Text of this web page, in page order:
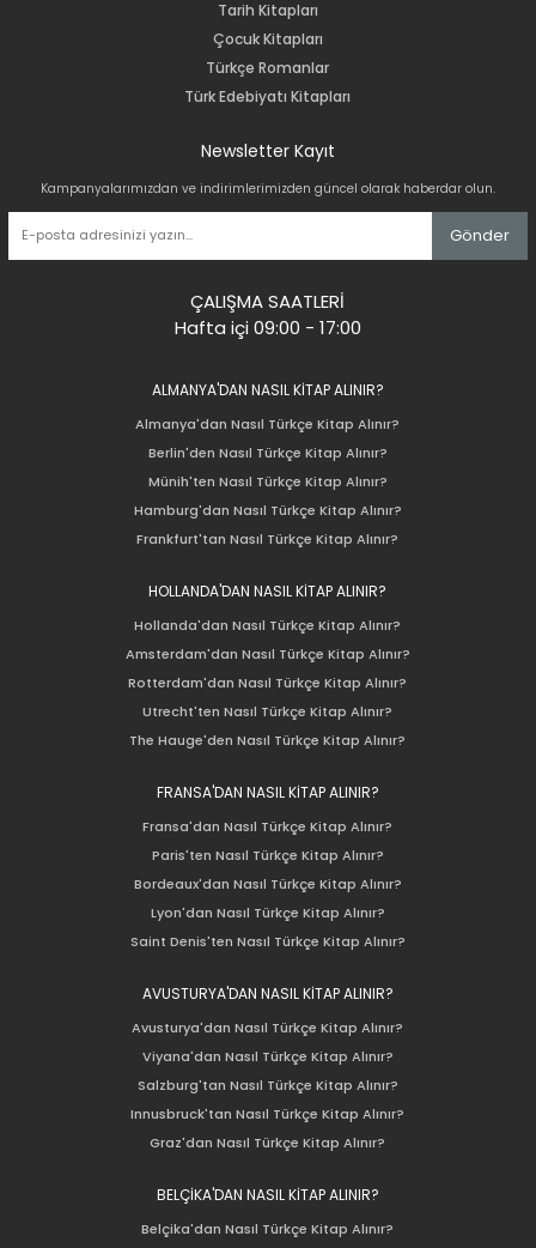
Tarih Kitapları
Çocuk Kitapları
Türkçe Romanlar
Türk Edebiyatı Kitapları
Newsletter Kayıt
Kampanyalarımızdan ve indirimlerimizden güncel olarak haberdar olun.
Gönder
ÇALIŞMA SAATLERİ
Hafta içi 09:00 - 17:00
ALMANYA'DAN NASIL KİTAP ALINIR?
Almanya'dan Nasıl Türkçe Kitap Alınır?
Berlin'den Nasıl Türkçe Kitap Alınır?
Münih'ten Nasıl Türkçe Kitap Alınır?
Hamburg'dan Nasıl Türkçe Kitap Alınır?
Frankfurt'tan Nasıl Türkçe Kitap Alınır?
HOLLANDA'DAN NASIL KİTAP ALINIR?
Hollanda'dan Nasıl Türkçe Kitap Alınır?
Amsterdam'dan Nasıl Türkçe Kitap Alınır?
Rotterdam'dan Nasıl Türkçe Kitap Alınır?
Utrecht'ten Nasıl Türkçe Kitap Alınır?
The Hauge'den Nasıl Türkçe Kitap Alınır?
FRANSA'DAN NASIL KİTAP ALINIR?
Fransa'dan Nasıl Türkçe Kitap Alınır?
Paris'ten Nasıl Türkçe Kitap Alınır?
Bordeaux'dan Nasıl Türkçe Kitap Alınır?
Lyon'dan Nasıl Türkçe Kitap Alınır?
Saint Denis'ten Nasıl Türkçe Kitap Alınır?
AVUSTURYA'DAN NASIL KİTAP ALINIR?
Avusturya'dan Nasıl Türkçe Kitap Alınır?
Viyana'dan Nasıl Türkçe Kitap Alınır?
Salzburg'tan Nasıl Türkçe Kitap Alınır?
Innusbruck'tan Nasıl Türkçe Kitap Alınır?
Graz'dan Nasıl Türkçe Kitap Alınır?
BELÇİKA'DAN NASIL KİTAP ALINIR?
Belçika'dan Nasıl Türkçe Kitap Alınır?